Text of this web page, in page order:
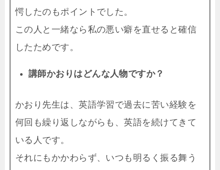
愕したのもポイントでした。
この人と一緒なら私の悪い癖を直せると確信
したためです。
講師かおりはどんな人物ですか？
かおり先生は、英語学習で過去に苦い経験を
何回も繰り返しながらも、英語を続けてきて
いる人です。
それにもかかわらず、いつも明るく振る舞う